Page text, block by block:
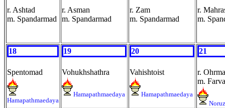
r. Ashtad
m. Spandarmad
r. Asman
m. Spandarmad
r. Zam
m. Spandarmad
r.
m.
18
Spentomad
Hamapathmaedaya
19
Vohukhshathra
Hamapathmaedaya
20
Vahishtoist
Hamapathmaedaya
21
r.
m.
Noruz